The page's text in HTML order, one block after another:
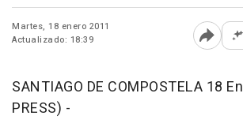
Martes, 18 enero 2011
Actualizado: 18:39
Abrir
SANTIAGO DE COMPOSTELA 18
PRESS) -